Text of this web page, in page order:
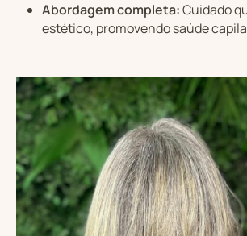
Abordagem completa:Cuidado
estético, promovendo saúde